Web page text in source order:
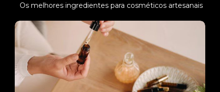
Os melhores ingredientes para cosméticos artesanais